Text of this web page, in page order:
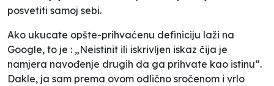
posvetiti samoj sebi.
Ako ukucate opšte-prihvaćenu definiciju laži na
Google, to je : „Neistinit ili iskrivljen iskaz čija je
namjera navođenje drugih da ga prihvate kao istinu“.
Dakle, ja sam prema ovom odlično sročenom i vrlo